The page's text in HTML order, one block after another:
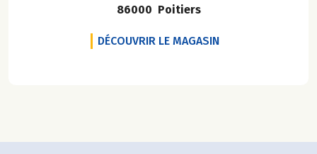
86000 Poitiers
DÉCOUVRIR LE MAGASINLE POIS TOUT